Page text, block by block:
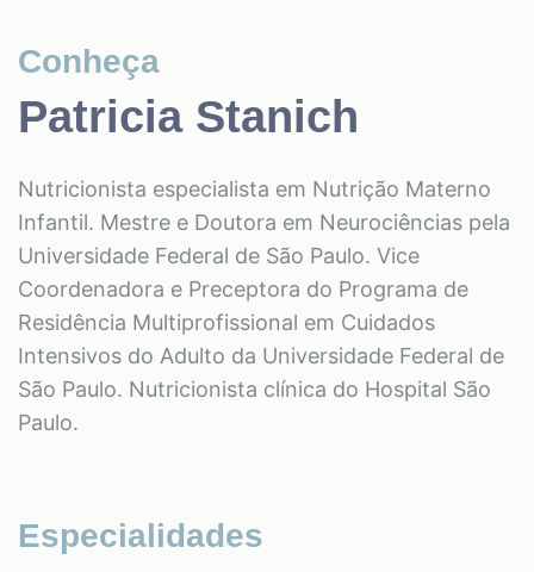
Conheça
Patricia Stanich
Nutricionista especialista em Nutrição Materno
Infantil. Mestre e Doutora em Neurociências pela
Universidade Federal de São Paulo. Vice
Coordenadora e Preceptora do Programa de
Residência Multiprofissional em Cuidados
Intensivos do Adulto da Universidade Federal de
São Paulo. Nutricionista clínica do Hospital São
Paulo.
Especialidades